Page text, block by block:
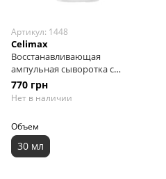
Артикул: 1448
Celimax
Восстанавливающая
ампульная сыворотка с
экстрактом нони Сelimax The
Real Noni Energy Ampoule, 30
770 грн
Нет в наличии
Объем
30 мл